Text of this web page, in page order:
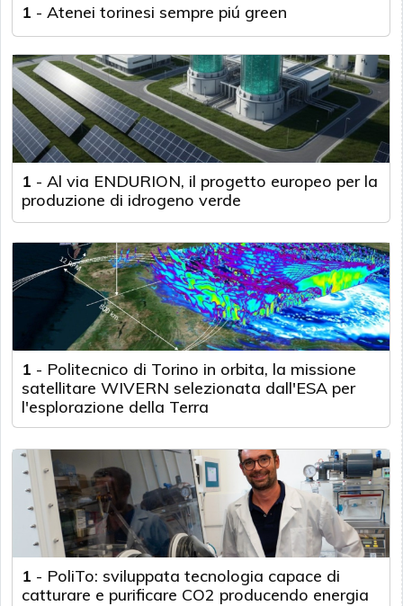
1 - Atenei torinesi sempre piú green
1 - Al via ENDURION, il progetto europeo per la
produzione di idrogeno verde
1 - Politecnico di Torino in orbita, la missione
satellitare WIVERN selezionata dall'ESA per
l'esplorazione della Terra
1 - PoliTo: sviluppata tecnologia capace di
catturare e purificare CO2 producendo energia